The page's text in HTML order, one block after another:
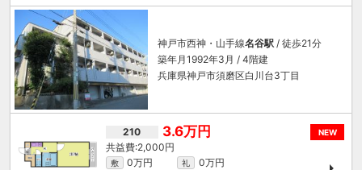
神戸市西神・山手線名谷駅 / 徒歩21分
築年月1992年3月 / 4階建
兵庫県神戸市須磨区白川台3丁目
NEW
210 3.6万円
2,000円
敷 0万円 礼
0万円